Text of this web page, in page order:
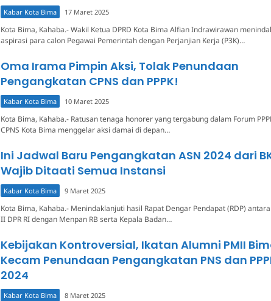
Kabar Kota Bima 17 Maret 2025
Kota Bima, Kahaba.- Wakil Ketua DPRD Kota Bima Alfian Indrawirawan
aspirasi para calon Pegawai Pemerintah dengan Perjanjian Kerja (P3K)…
Oma Irama Pimpin Aksi, Tolak Penundaan
Pengangkatan CPNS dan PPPK!
Kabar Kota Bima 10 Maret 2025
Kota Bima, Kahaba.- Ratusan tenaga honorer yang tergabung dalam Forum
CPNS Kota Bima menggelar aksi damai di depan…
Ini Jadwal Baru Pengangkatan ASN 2024 dari
Wajib Ditaati Semua Instansi
Kabar Kota Bima 9 Maret 2025
Kota Bima, Kahaba.- Menindaklanjuti hasil Rapat Dengar Pendapat (RDP)
II DPR RI dengan Menpan RB serta Kepala Badan…
Kebijakan Kontroversial, Ikatan Alumni PMII
Kecam Penundaan Pengangkatan PNS dan
2024
Kabar Kota Bima 8 Maret 2025